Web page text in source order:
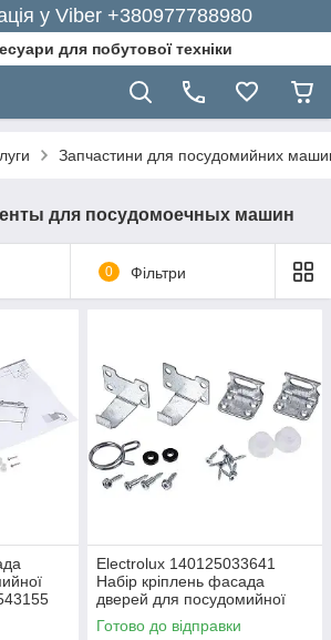
у Viber +380977788980
для побутової техніки
Запчастини для посудомийних
для посудомоечных машин
0 Фільтри
Electrolux 140125033641
Набір кріплень фасада
дверей для посудомийної
машини
Готово до відправки